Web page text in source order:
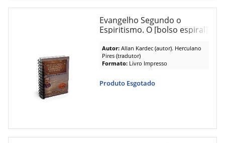
Evangelho Segundo o
Espiritismo. O [bolso espiral]
Autor:Allan Kardec (autor). Herculano
Pires (tradutor)
Formato: Livro Impresso
Produto Esgotado